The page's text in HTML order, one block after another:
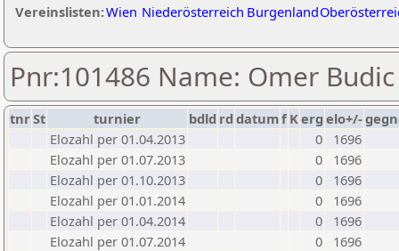
Vereinslisten:Wien Niederösterreich Burgenland
Pnr:101486 Name: Omer Budic
tnrSt turnier bdld rd datumf Kerg elo+/-
Elozahl per 01.04.2013
0
1696
Elozahl per 01.07.2013
0
1696
Elozahl per 01.10.2013
0
1696
Elozahl per 01.01.2014
0
1696
Elozahl per 01.04.2014
0
1696
Elozahl per 01.07.2014
0
1696